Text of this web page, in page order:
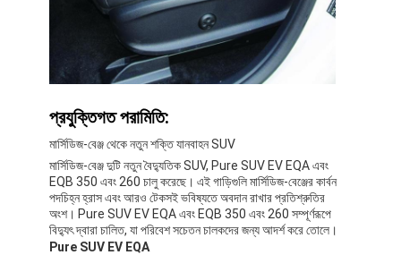
প্রযুক্তিগত পরামিতি:
মার্সিডিজ-বেঞ্জ থেকে নতুন শক্তি যানবাহন SUV
মার্সিডিজ-বেঞ্জ দুটি নতুন বৈদ্যুতিক SUV, Pure SUV EV EQA এবং
EQB 350 এবং 260 চালু করেছে। এই গাড়িগুলি মার্সিডিজ-বেঞ্জের কার্বন
পদচিহ্ন হ্রাস এবং আরও টেকসই ভবিষ্যতে অবদান রাখার প্রতিশ্রুতির
অংশ। Pure SUV EV EQA এবং EQB 350 এবং 260 সম্পূর্ণরূপে
বিদ্যুৎ দ্বারা চালিত, যা পরিবেশ সচেতন চালকদের জন্য আদর্শ করে তোলে।
Pure SUV EV EQA